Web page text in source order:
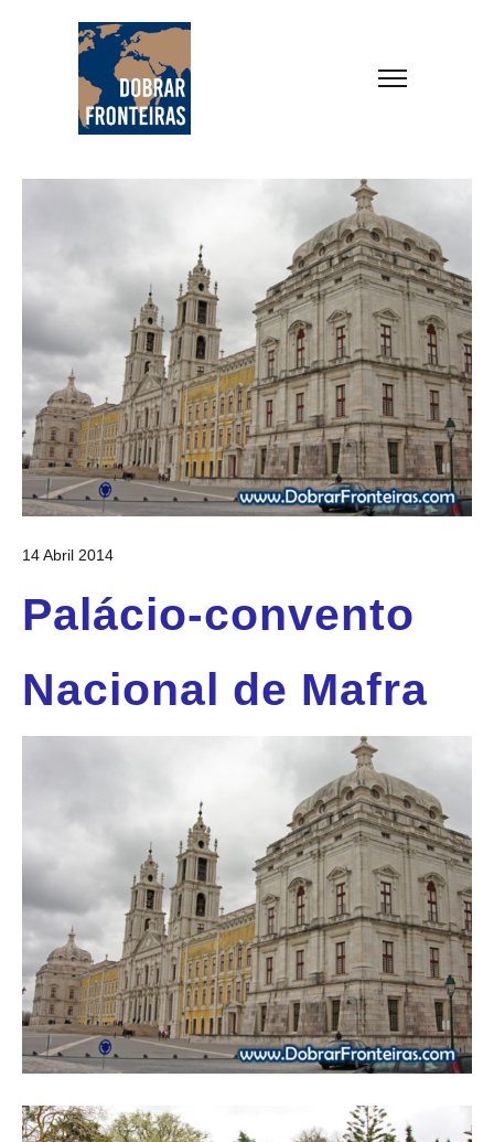
14 Abril 2014
Palácio-convento
Nacional de Mafra